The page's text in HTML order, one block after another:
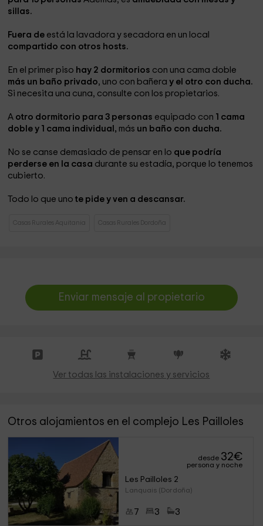
sillas.
Fuera de está la lavadora y secadora en un local
compartido con otros hosts.
En el primer piso hay 2 dormitorios con una cama doble
más un baño privado, uno con bañeray el otro con ducha.
Si necesita una cuna, consulte con los propietarios.
A otro dormitorio para 3 personas equipado con 1 cama
doble y 1 cama individual, más un baño con ducha.
No se canse demasiado de pensar en lo que podría
perderse en la casa durante su estadía, porque lo tenemos
cubierto.
Todo lo que uno te pide y ven a descansar.
Casas Rurales Aquitania Casas Rurales Dordoña
Enviar mensaje al propietario
Ver todas las instalaciones y servicios
Otros alojamientos en el complejo Les Pailloles
desde 32€
persona y noche
Les Pailloles 2
Lanquais (Dordoña)
7 3 3